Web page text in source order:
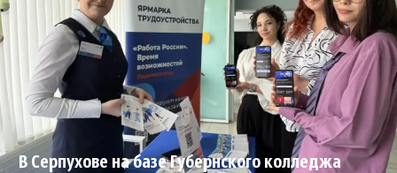
В Серпухове на базе Губернского колледжа